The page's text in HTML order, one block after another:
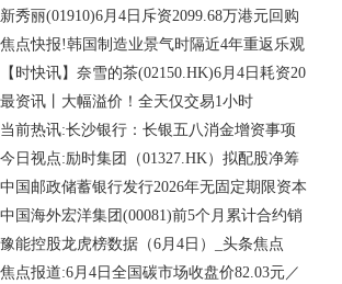
新秀丽(01910)6月4日斥资2099.68万港元回购
焦点快报!韩国制造业景气时隔近4年重返乐观
【时快讯】奈雪的茶(02150.HK)6月4日耗资20
最资讯丨大幅溢价！全天仅交易1小时
当前热讯:长沙银行：长银五八消金增资事项
今日视点:励时集团（01327.HK）拟配股净筹
中国邮政储蓄银行发行2026年无固定期限资本
中国海外宏洋集团(00081)前5个月累计合约销
豫能控股龙虎榜数据（6月4日）_头条焦点
焦点报道:6月4日全国碳市场收盘价82.03元／